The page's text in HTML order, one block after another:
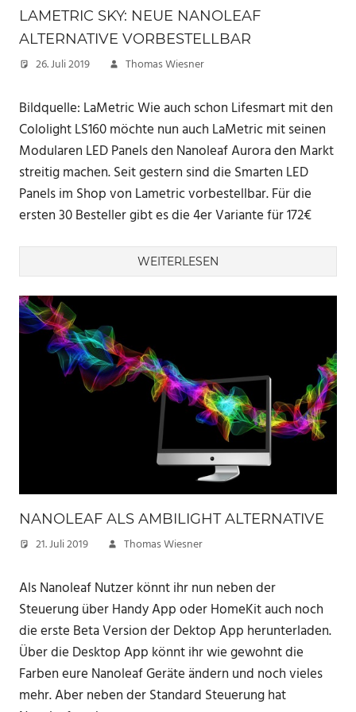
LAMETRIC SKY: NEUE NANOLEAF
ALTERNATIVE VORBESTELLBAR
26. Juli 2019 Thomas Wiesner
Bildquelle: LaMetric Wie auch schon Lifesmart mit den
Cololight LS160 möchte nun auch LaMetric mit seinen
Modularen LED Panels den Nanoleaf Aurora den Markt
streitig machen. Seit gestern sind die Smarten LED
Panels im Shop von Lametric vorbestellbar. Für die
ersten 30 Besteller gibt es die 4er Variante für 172€
WEITERLESEN
NANOLEAF ALS AMBILIGHT ALTERNATIVE
21. Juli 2019 Thomas Wiesner
Als Nanoleaf Nutzer könnt ihr nun neben der
Steuerung über Handy App oder HomeKit auch noch
die erste Beta Version der Dektop App herunterladen.
Über die Desktop App könnt ihr wie gewohnt die
Farben eure Nanoleaf Geräte ändern und noch vieles
mehr. Aber neben der Standard Steuerung hat